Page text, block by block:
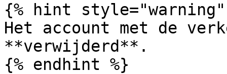
{% hint style="warning"
Het account met de
**verwijderd**.
{% endhint %}